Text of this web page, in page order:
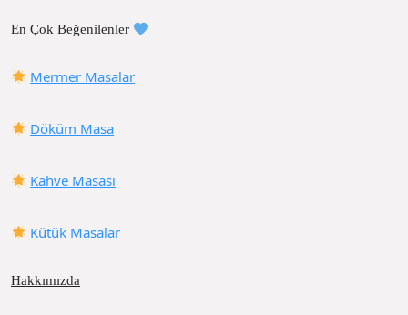
En Çok Beğenilenler
Mermer Masalar
Döküm Masa
Kahve Masası
Kütük Masalar
Hakkımızda